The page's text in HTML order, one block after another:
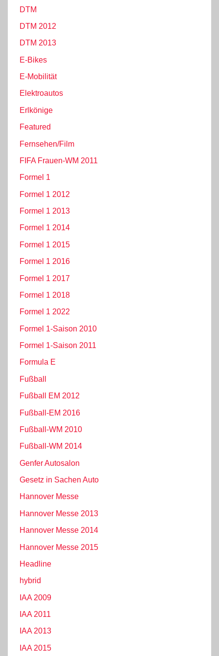
DTM
DTM 2012
DTM 2013
E-Bikes
E-Mobilität
Elektroautos
Erlkönige
Featured
Fernsehen/Film
FIFA Frauen-WM 2011
Formel 1
Formel 1 2012
Formel 1 2013
Formel 1 2014
Formel 1 2015
Formel 1 2016
Formel 1 2017
Formel 1 2018
Formel 1 2022
Formel 1-Saison 2010
Formel 1-Saison 2011
Formula E
Fußball
Fußball EM 2012
Fußball-EM 2016
Fußball-WM 2010
Fußball-WM 2014
Genfer Autosalon
Gesetz in Sachen Auto
Hannover Messe
Hannover Messe 2013
Hannover Messe 2014
Hannover Messe 2015
Headline
hybrid
IAA 2009
IAA 2011
IAA 2013
IAA 2015